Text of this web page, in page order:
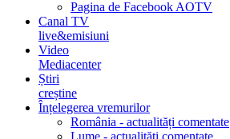
Pagina de Facebook AOTV
Canal TV
live&emisiuni
Video
Mediacenter
Știri
creștine
Înțelegerea vremurilor
România - actualități comentate
Lume - actualități comentate